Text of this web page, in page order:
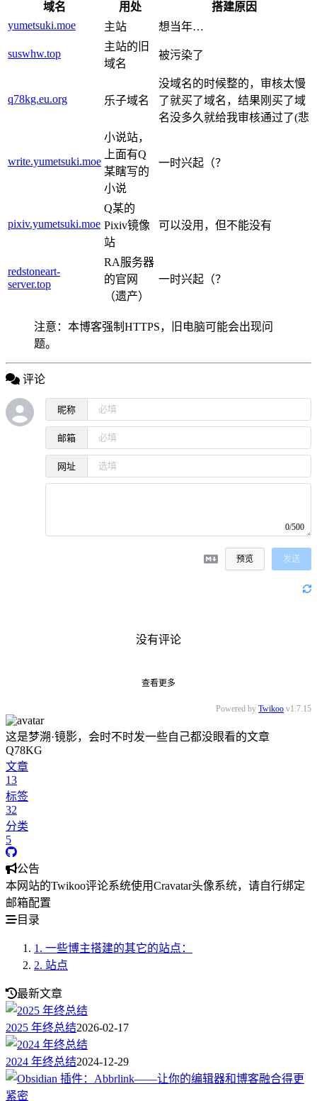
域名 用处
搭建原因
yumetsuki.moe
主站 想当年…
suswhw.top
主站的旧
域名
被污染了
q78kg.eu.org 乐子域名
没域名的时候整的，审核太慢
了就买了域名，结果刚买了域
名没多久就给我审核通过了(悲
write.yumetsuki.moe
小说站，
上面有Q
某瞎写的
小说
一时兴起（？
pixiv.yumetsuki.moe
Q某的
Pixiv镜像
站
可以没用，但不能没有
redstoneart-
server.top
RA服务器
的官网
（遗产）
一时兴起（？
注意：本博客强制HTTPS，旧电脑可能会出现问
题。
评论
昵称
邮箱
网址
0/500
预览 发送
没有评论
查看更多
Powered by Twikoo v1.7.15
这是梦溯·镜影，会时不时发一些自己都没眼看的文章
Q78KG
文章
13
标签
32
分类
5
公告
本网站的Twikoo评论系统使用Cravatar头像系统，请自行绑定
邮箱配置
目录
1. 一些博主搭建的其它的站点：
2. 站点
最新文章
2025 年终总结2026-02-17
2024 年终总结2024-12-29